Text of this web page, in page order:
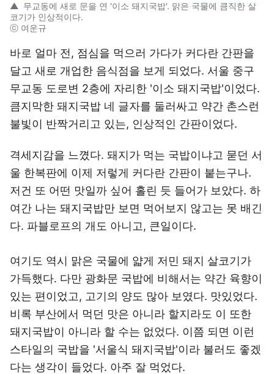
▲ 무교동에 새로 문을 연 '이소 돼지국밥'. 맑은 국물에 큼직한 살
코기가 인상적이다.
ⓒ 여운규
바로 얼마 전, 점심을 먹으러 가다가 커다란 간판을
달고 새로 개업한 음식점을 보게 되었다. 서울 중구
무교동 도로변 2층에 자리한 '이소 돼지국밥'이었다.
큼지막한 돼지국밥 네 글자를 둘러싸고 약간 촌스런
불빛이 반짝거리고 있는, 인상적인 간판이었다.
격세지감을 느꼈다. 돼지가 먹는 국밥이냐고 묻던 서
울 한복판에 이제 저렇게 커다란 간판이 붙는구나.
저건 또 어떤 맛일까 싶어 홀린 듯 들어가 보았다. 하
여간 나는 돼지국밥만 보면 먹어보지 않고는 못 배긴
다. 파블로프의 개도 아니고, 큰일이다.
여기도 역시 맑은 국물에 얇게 저민 돼지 살코기가
가득했다. 다만 광화문 국밥에 비해서는 약간 육향이
있는 편이었고, 고기의 양도 많아 보였다. 맛있었다.
비록 부산에서 먹던 맛은 아니라 할지라도 이 또한
돼지국밥이 아니라 할 수는 없었다. 이쯤 되면 이런
스타일의 국밥을 '서울식 돼지국밥'이라 불러도 좋겠
다는 생각이 들었다. 아주 잘 먹었다.